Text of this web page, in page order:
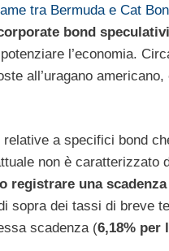
tra Bermuda e Cat
bond speculativi
l’economia.
all’uragano
a specifici bond
non è caratterizzato
una
sopra dei tassi di breve
scadenza (6,18% per